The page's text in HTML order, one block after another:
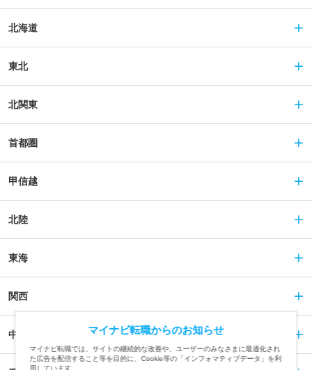
北海道
東北
北関東
首都圏
甲信越
北陸
東海
関西
中国 マイナビ転職からのお知らせ
マイナビ転職では、サイトの継続的な改善や、ユーザーのみなさまに最適化され
た広告を配信すること等を目的に、Cookie等の「インフォマティブデータ」を利
用しています。